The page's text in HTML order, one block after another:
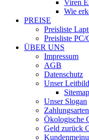
Viren
Wie
PREISE
Preisliste
Preisliste PC/
ÜBER UNS
Impressum
AGB
Datenschutz
Unser Leitbild
Sitemap
Unser Slogan
Zahlungsarten
Ökologische
Geld zurück